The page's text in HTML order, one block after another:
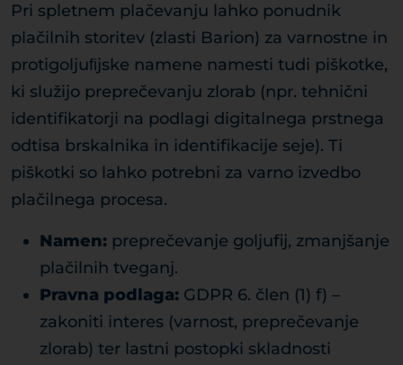
Pri spletnem plačevanju lahko ponudnik
plačilnih storitev (zlasti Barion) za varnostne in
protigoljuﬁjske namene namesti tudi piškotke,
ki služijo preprečevanju zlorab (npr. tehnični
identifikatorji na podlagi digitalnega prstnega
odtisa brskalnika in identifikacije seje). Ti
piškotki so lahko potrebni za varno izvedbo
plačilnega procesa.
Namen: preprečevanje goljufij, zmanjšanje
plačilnih tveganj.
Pravna podlaga: GDPR 6. člen (1) f) –
zakoniti interes (varnost, preprečevanje
zlorab) ter lastni postopki skladnosti